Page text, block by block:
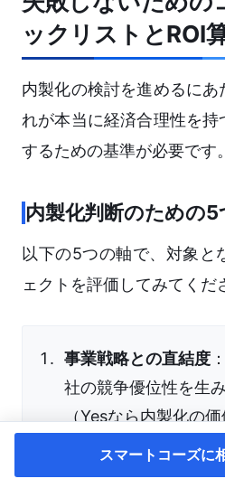
ックリストとROI
内製化の検討を進めるに
れが本当に経済合理性を
するための基準が必要です。
内製化判断のための5
以下の5つの軸で、対象と
ェクトを評価してみてくだ
事業戦略との直結度
社の競争優位性を生
（Yesなら内製化の
なバックオフィス業
妥当）
スマートコーズに